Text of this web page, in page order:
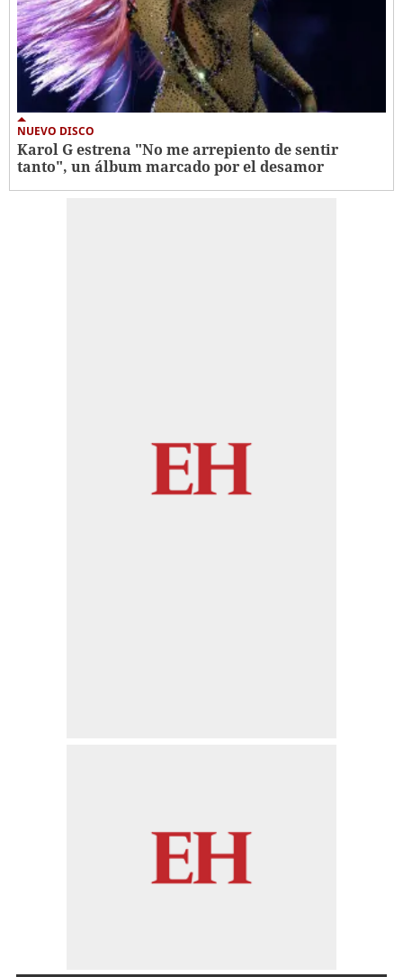
NUEVO DISCO
Karol G estrena "No me arrepiento de sentir
tanto", un álbum marcado por el desamor